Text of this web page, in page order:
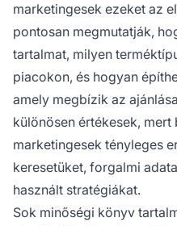
marketingesek ezeket az
pontosan megmutatják,
tartalmat, milyen
piacokon, és hogyan
amely megbízik az
különösen értékesek, mert
marketingesek tényleges
keresetüket, forgalmi
használt stratégiákat.
Sok minőségi könyv